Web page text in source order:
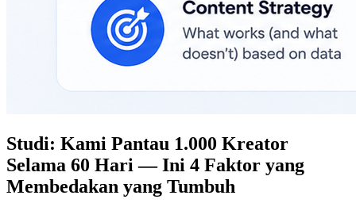
Studi: Kami Pantau 1.000 Kreator
Selama 60 Hari — Ini 4 Faktor yang
Membedakan yang Tumbuh